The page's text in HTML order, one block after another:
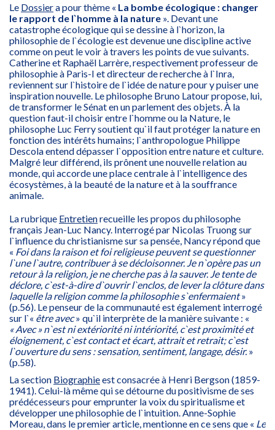
Le Dossiera pour thème « La bombe écologique : changer
le rapport de l`homme à la nature ». Devant une
catastrophe écologique qui se dessine à l`horizon, la
philosophie de l`écologie est devenue une discipline active
comme on peut le voir à travers les points de vue suivants.
Catherine et Raphaël Larrère, respectivement professeur de
philosophie à Paris-I et directeur de recherche à l`Inra,
reviennent sur l`histoire de l`idée de nature pour y puiser une
inspiration nouvelle. Le philosophe Bruno Latour propose, lui,
de transformer le Sénat en un parlement des objets. À la
question faut-il choisir entre l`homme ou la Nature, le
philosophe Luc Ferry soutient qu`il faut protéger la nature en
fonction des intérêts humains; l`anthropologue Philippe
Descola entend dépasser l`opposition entre nature et culture.
Malgré leur différend, ils prônent une nouvelle relation au
monde, qui accorde une place centrale à l`intelligence des
écosystèmes, à la beauté de la nature et à la souffrance
animale.
La rubrique Entretienrecueille les propos du philosophe
français Jean-Luc Nancy. Interrogé par Nicolas Truong sur
l`influence du christianisme sur sa pensée, Nancy répond que
« Foi dans la raison et foi religieuse peuvent se questionner
l`une l`autre, contribuer à se décloisonner. Je n`opère pas un
retour à la religion, je ne cherche pas à la sauver. Je tente de
déclore, c`est-à-dire d`ouvrir l`enclos, de lever la clôture dans
laquelle la religion comme la philosophie s`enfermaient»
(p.56). Le penseur de la communauté est également interrogé
sur l`« être avec» qu`il interprète de la manière suivante : «
« Avec » n`est ni extériorité ni intériorité, c`est proximité et
éloignement, c`est contact et écart, attrait et retrait; c`est
l`ouverture du sens : sensation, sentiment, langage, désir. »
(p.58).
La section Biographieest consacrée à Henri Bergson (1859-
1941). Celui-là même qui se détourne du positivisme de ses
prédécesseurs pour emprunter la voix du spiritualisme et
développer une philosophie de l`intuition. Anne-Sophie
Moreau, dans le premier article, mentionne en ce sens que « Le